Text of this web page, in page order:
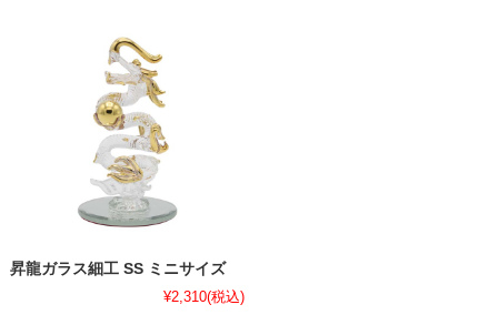
昇龍ガラス細工 SS ミニサイズ
¥2,310(税込)